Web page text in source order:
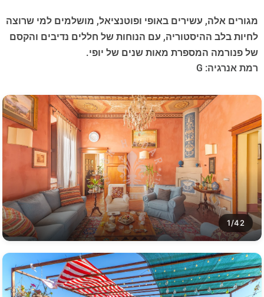
מגורים אלה, עשירים באופי ופוטנציאל, מושלמים למי שרוצה
לחיות בלב ההיסטוריה, עם הנוחות של חללים נדיבים והקסם
של פנורמה המספרת מאות שנים של יופי.
רמת אנרגיה: G
1/42